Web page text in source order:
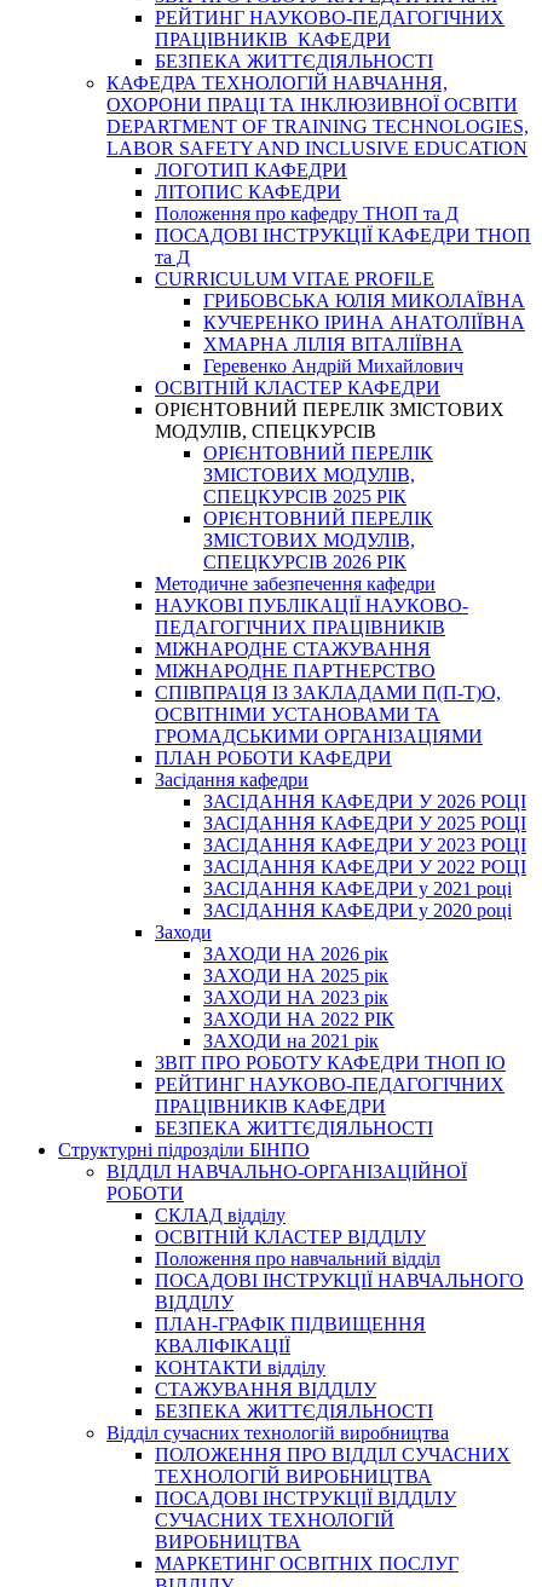
РЕЙТИНГ НАУКОВО-ПЕДАГОГІЧНИХ
ПРАЦІВНИКІВ КАФЕДРИ
БЕЗПЕКА ЖИТТЄДІЯЛЬНОСТІ
КАФЕДРА ТЕХНОЛОГІЙ НАВЧАННЯ,
ОХОРОНИ ПРАЦІ ТА ІНКЛЮЗИВНОЇ ОСВІТИ
DEPARTMENT OF TRAINING TECHNOLOGIES,
LABOR SAFETY AND INCLUSIVE EDUCATION
ЛОГОТИП КАФЕДРИ
ЛІТОПИС КАФЕДРИ
Положення про кафедру ТНОП та Д
ПОСАДОВІ ІНСТРУКЦІЇ КАФЕДРИ ТНОП
та Д
CURRICULUM VITAE PROFILE
ГРИБОВСЬКА ЮЛІЯ МИКОЛАЇВНА
КУЧЕРЕНКО ІРИНА АНАТОЛІЇВНА
ХМАРНА ЛІЛІЯ ВІТАЛІЇВНА
Геревенко Андрій Михайлович
ОСВІТНІЙ КЛАСТЕР КАФЕДРИ
ОРІЄНТОВНИЙ ПЕРЕЛІК ЗМІСТОВИХ
МОДУЛІВ, СПЕЦКУРСІВ
ОРІЄНТОВНИЙ ПЕРЕЛІК
ЗМІСТОВИХ МОДУЛІВ,
СПЕЦКУРСІВ 2025 РІК
ОРІЄНТОВНИЙ ПЕРЕЛІК
ЗМІСТОВИХ МОДУЛІВ,
СПЕЦКУРСІВ 2026 РІК
Методичне забезпечення кафедри
НАУКОВІ ПУБЛІКАЦІЇ НАУКОВО-
ПЕДАГОГІЧНИХ ПРАЦІВНИКІВ
МІЖНАРОДНЕ СТАЖУВАННЯ
МІЖНАРОДНЕ ПАРТНЕРСТВО
СПІВПРАЦЯ ІЗ ЗАКЛАДАМИ П(П-Т)О,
ОСВІТНІМИ УСТАНОВАМИ ТА
ГРОМАДСЬКИМИ ОРГАНІЗАЦІЯМИ
ПЛАН РОБОТИ КАФЕДРИ
Засідання кафедри
ЗАСІДАННЯ КАФЕДРИ У 2026 РОЦІ
ЗАСІДАННЯ КАФЕДРИ У 2025 РОЦІ
ЗАСІДАННЯ КАФЕДРИ У 2023 РОЦІ
ЗАСІДАННЯ КАФЕДРИ У 2022 РОЦІ
ЗАСІДАННЯ КАФЕДРИ у 2021 році
ЗАСІДАННЯ КАФЕДРИ у 2020 році
Заходи
ЗАХОДИ НА 2026 рік
ЗАХОДИ НА 2025 рік
ЗАХОДИ НА 2023 рік
ЗАХОДИ НА 2022 РІК
ЗАХОДИ на 2021 рік
3BIT ПРО РОБОТУ КАФЕДРИ ТНОП ІО
РЕЙТИНГ НАУКОВО-ПЕДАГОГІЧНИХ
ПРАЦІВНИКІВ КАФЕДРИ
БЕЗПЕКА ЖИТТЄДІЯЛЬНОСТІ
Структурні підрозділи БІНПО
ВІДДІЛ НАВЧАЛЬНО-ОРГАНІЗАЦІЙНОЇ
РОБОТИ
СКЛАД відділу
ОСВІТНІЙ КЛАСТЕР ВІДДІЛУ
Положення про навчальний вiддiл
ПОСАДОВІ ІНСТРУКЦІЇ НАВЧАЛЬНОГО
ВІДДІЛУ
ПЛАН-ГРАФІК ПІДВИЩЕННЯ
КВАЛІФІКАЦІЇ
КОНТАКТИ відділу
СТАЖУВАННЯ ВІДДІЛУ
БЕЗПЕКА ЖИТТЄДІЯЛЬНОСТІ
Відділ сучасних технологій виробництва
ПОЛОЖЕННЯ ПРО ВІДДІЛ СУЧАСНИХ
ТЕХНОЛОГІЙ ВИРОБНИЦТВА
ПОСАДОВІ ІНСТРУКЦІЇ ВІДДІЛУ
СУЧАСНИХ ТЕХНОЛОГІЙ
ВИРОБНИЦТВА
МАРКЕТИНГ ОСВІТНІХ ПОСЛУГ